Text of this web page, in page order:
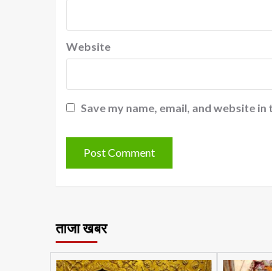
Website
Save my name, email, and website
ताजा खबर